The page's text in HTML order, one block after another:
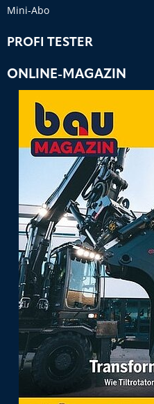
Mini-Abo
PROFI TESTER
ONLINE-MAGAZIN